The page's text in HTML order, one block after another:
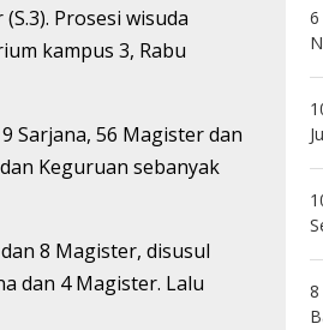
Prosesi wisuda
kampus 3, Rabu
Sarjana, 56 Magister dan
Keguruan sebanyak
8 Magister, disusul
dan 4 Magister. Lalu
8